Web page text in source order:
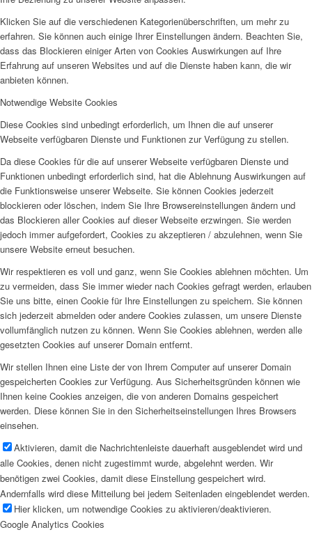
Klicken Sie auf die verschiedenen Kategorienüberschriften, um mehr zu
erfahren. Sie können auch einige Ihrer Einstellungen ändern. Beachten Sie,
dass das Blockieren einiger Arten von Cookies Auswirkungen auf Ihre
Erfahrung auf unseren Websites und auf die Dienste haben kann, die wir
anbieten können.
Notwendige Website Cookies
Diese Cookies sind unbedingt erforderlich, um Ihnen die auf unserer
Webseite verfügbaren Dienste und Funktionen zur Verfügung zu stellen.
Da diese Cookies für die auf unserer Webseite verfügbaren Dienste und
Funktionen unbedingt erforderlich sind, hat die Ablehnung Auswirkungen auf
die Funktionsweise unserer Webseite. Sie können Cookies jederzeit
blockieren oder löschen, indem Sie Ihre Browsereinstellungen ändern und
das Blockieren aller Cookies auf dieser Webseite erzwingen. Sie werden
jedoch immer aufgefordert, Cookies zu akzeptieren / abzulehnen, wenn Sie
unsere Website erneut besuchen.
Wir respektieren es voll und ganz, wenn Sie Cookies ablehnen möchten. Um
zu vermeiden, dass Sie immer wieder nach Cookies gefragt werden, erlauben
Sie uns bitte, einen Cookie für Ihre Einstellungen zu speichern. Sie können
sich jederzeit abmelden oder andere Cookies zulassen, um unsere Dienste
vollumfänglich nutzen zu können. Wenn Sie Cookies ablehnen, werden alle
gesetzten Cookies auf unserer Domain entfernt.
Wir stellen Ihnen eine Liste der von Ihrem Computer auf unserer Domain
gespeicherten Cookies zur Verfügung. Aus Sicherheitsgründen können wie
Ihnen keine Cookies anzeigen, die von anderen Domains gespeichert
werden. Diese können Sie in den Sicherheitseinstellungen Ihres Browsers
einsehen.
Aktivieren, damit die Nachrichtenleiste dauerhaft ausgeblendet wird und
alle Cookies, denen nicht zugestimmt wurde, abgelehnt werden. Wir
benötigen zwei Cookies, damit diese Einstellung gespeichert wird.
Andernfalls wird diese Mitteilung bei jedem Seitenladen eingeblendet werden.
Hier klicken, um notwendige Cookies zu aktivieren/deaktivieren.
Google Analytics Cookies